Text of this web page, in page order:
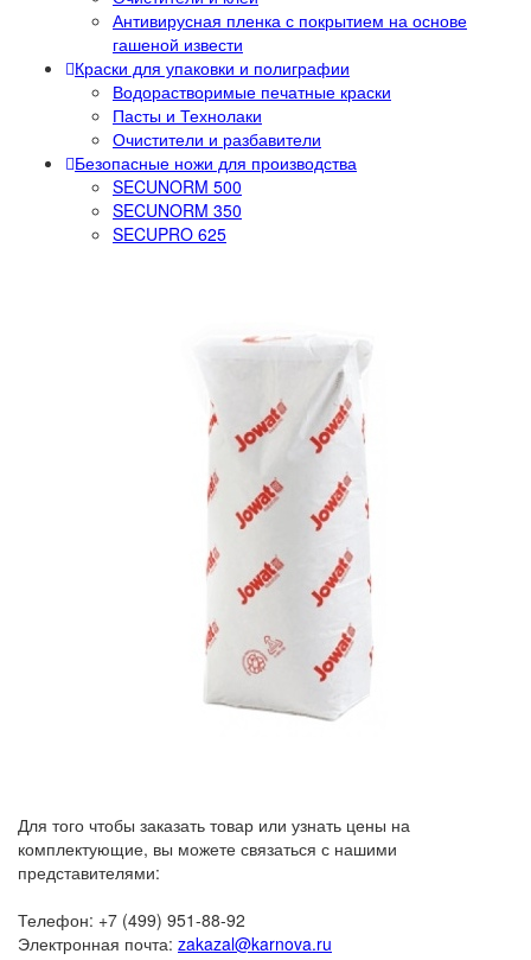
Антивирусная пленка с покрытием на основе
гашеной извести
Краски для упаковки и полиграфии
Водорастворимые печатные краски
Пасты и Технолаки
Очистители и разбавители
Безопасные ножи для производства
SECUNORM 500
SECUNORM 350
SECUPRO 625
Для того чтобы заказать товар или узнать цены на
комплектующие, вы можете связаться с нашими
представителями:
Телефон: +7 (499) 951-88-92
Электронная почта: zakazal@karnova.ru